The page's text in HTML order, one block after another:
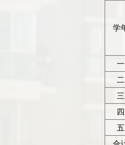
学
一
二
三
四
五